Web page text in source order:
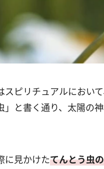
スピリチュアルにおい
」と書く通り、太陽の
に見かけたてんとう虫